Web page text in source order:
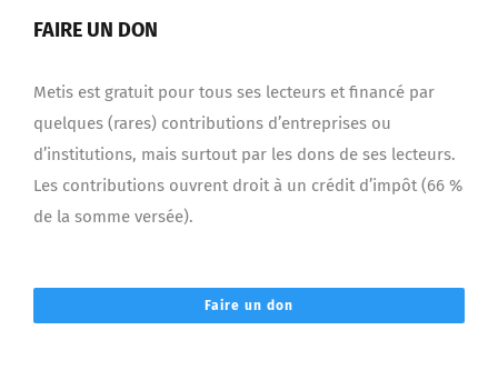
FAIRE UN DON
Metis est gratuit pour tous ses lecteurs et financé par
quelques (rares) contributions d’entreprises ou
d’institutions, mais surtout par les dons de ses lecteurs.
Les contributions ouvrent droit à un crédit d’impôt (66 %
de la somme versée).
Faire un don